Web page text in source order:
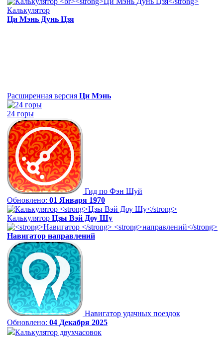
Калькулятор
Ци Мэнь Дунь Цзя
Расширенная версия Ци Мэнь
24 горы
Гид по Фэн Шуй
Обновлено: 01 Января 1970
Калькулятор Цзы Вэй Доу Шу
Навигатор направлений
Навигатор удачных поездок
Обновлено: 04 Декабря 2025
Калькулятор двухчасовок